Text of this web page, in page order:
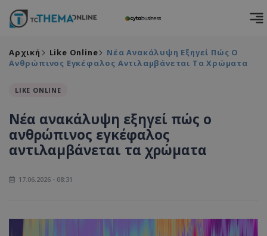
Αρχική Like Online
Νέα Ανακάλυψη Εξηγεί Πώς Ο
Ανθρώπινος Εγκέφαλος Αντιλαμβάνεται Τα Χρώματα
LIKE ONLINE
Νέα ανακάλυψη εξηγεί πώς ο
ανθρώπινος εγκέφαλος
αντιλαμβάνεται τα χρώματα
17.06.2026 - 08:31